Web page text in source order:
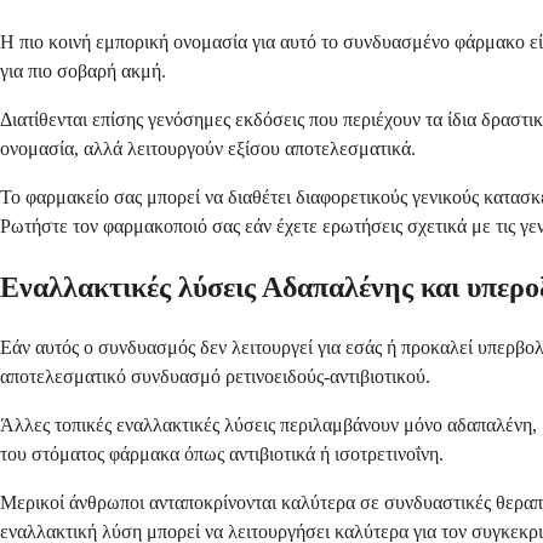
Η πιο κοινή εμπορική ονομασία για αυτό το συνδυασμένο φάρμακο
για πιο σοβαρή ακμή.
Διατίθενται επίσης γενόσημες εκδόσεις που περιέχουν τα ίδια
ονομασία, αλλά λειτουργούν εξίσου αποτελεσματικά.
Το φαρμακείο σας μπορεί να διαθέτει διαφορετικούς γενικούς
Ρωτήστε τον φαρμακοποιό σας εάν έχετε ερωτήσεις σχετικά με τις
Εναλλακτικές λύσεις Αδαπαλένης και
Εάν αυτός ο συνδυασμός δεν λειτουργεί για εσάς ή προκαλεί
αποτελεσματικό συνδυασμό ρετινοειδούς-αντιβιοτικού.
Άλλες τοπικές εναλλακτικές λύσεις περιλαμβάνουν μόνο
του στόματος φάρμακα όπως αντιβιοτικά ή ισοτρετινοΐνη.
Μερικοί άνθρωποι ανταποκρίνονται καλύτερα σε συνδυαστικές
εναλλακτική λύση μπορεί να λειτουργήσει καλύτερα για τον